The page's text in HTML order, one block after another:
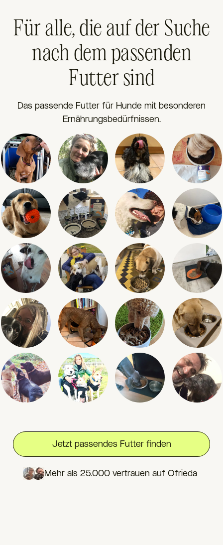
Für alle, die auf der Suche
nach dem passenden
Futter sind
Das passende Futter für Hunde mit besonderen
Ernährungsbedürfnissen.
Jetzt passendes Futter finden
Mehr als 25.000 vertrauen auf Ofrieda